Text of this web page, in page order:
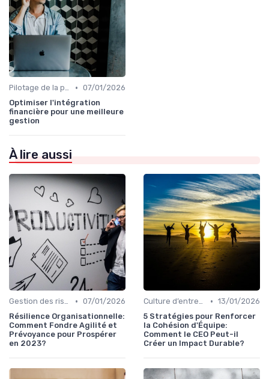
Pilotage de la performance globale • 07/01/2026
Optimiser l'intégration
financière pour une meilleure
gestion
À lire aussi
Gestion des risques & résilience • 07/01/2026
Résilience Organisationnelle:
Comment Fondre Agilité et
Prévoyance pour Prospérer
en 2023?
Culture d’entreprise & alignement • 13/01/2026
5 Stratégies pour Renforcer
la Cohésion d'Équipe:
Comment le CEO Peut-il
Créer un Impact Durable?